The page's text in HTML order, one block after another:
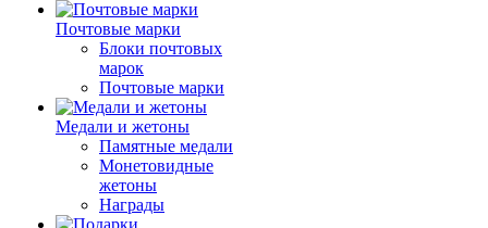
Почтовые марки
Блоки почтовых
марок
Почтовые марки
Медали и жетоны
Памятные медали
Монетовидные
жетоны
Награды